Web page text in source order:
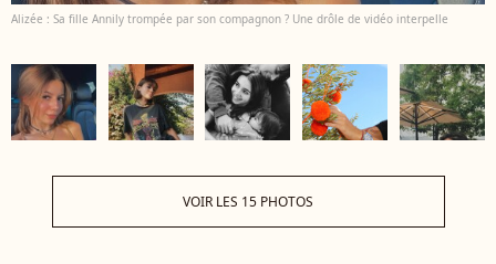
Alizée : Sa fille Annily trompée par son compagnon ? Une drôle de vidéo interpelle
VOIR LES 15 PHOTOS